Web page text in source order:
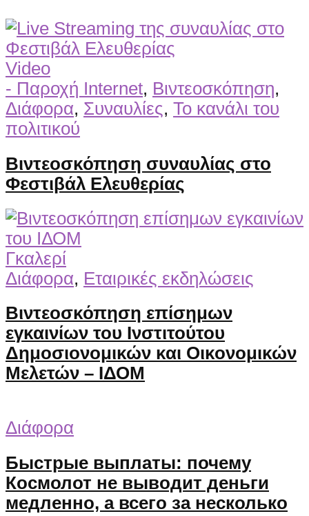
Video
- Παροχή Internet, Βιντεοσκόπηση,
Διάφορα, Συναυλίες, Το κανάλι του
πολιτικού
Βιντεοσκόπηση συναυλίας στο
Φεστιβάλ Ελευθερίας
Γκαλερί
Διάφορα, Εταιρικές εκδηλώσεις
Βιντεοσκόπηση επίσημων
εγκαινίων του Ινστιτούτου
Δημοσιονομικών και Οικονομικών
Μελετών – ΙΔΟΜ
Διάφορα
Быстрые выплаты: почему
Космолот не выводит деньги
медленно, а всего за несколько